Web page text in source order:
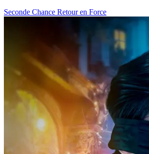
Seconde Chance Retour en Force